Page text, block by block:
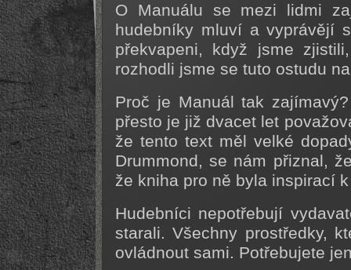
O Manuálu se mezi lidmi
hudebníky mluví a vyprávějí
překvapeni, když jsme
rozhodli jsme se tuto ostudu
Proč je Manuál tak
přesto je již dvacet let
že tento text měl velké
Drummond, se nám přiznal,
že kniha pro ně byla inspirací
Hudebníci nepotřebují
starali. Všechny prostředky,
ovládnout sami. Potřebujete